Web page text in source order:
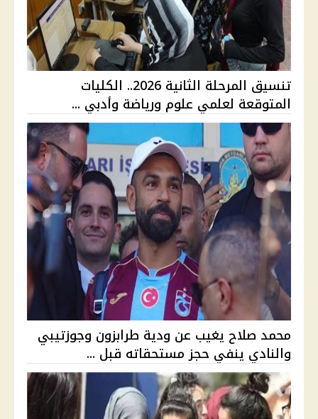
تنسيق المرحلة الثانية 2026.. الكليات
المتوقعة لعلمي علوم ورياضة وأدبي ...
محمد صلاح يغيب عن ودية طرابزون وجوزتيبي
والنادي ينفي حجز مستحقاته قبل ...